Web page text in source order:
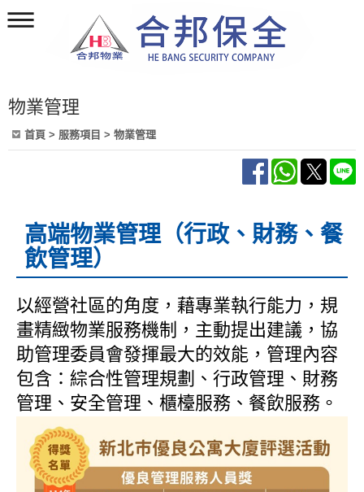
物業管理
首頁 > 服務項目 > 物業管理
高端物業管理（行政、財務、餐
飲管理）
以經營社區的角度，藉專業執行能力，規
畫精緻物業服務機制，主動提出建議，協
助管理委員會發揮最大的效能，管理內容
包含：綜合性管理規劃、行政管理、財務
管理、安全管理、櫃檯服務、餐飲服務。